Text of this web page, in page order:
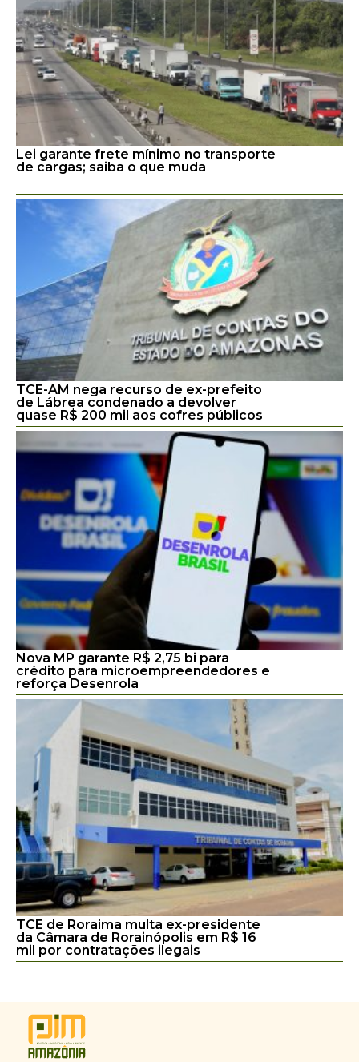
Lei garante frete mínimo no transporte
de cargas; saiba o que muda
TCE-AM nega recurso de ex-prefeito
de Lábrea condenado a devolver
quase R$ 200 mil aos cofres públicos
Nova MP garante R$ 2,75 bi para
crédito para microempreendedores e
reforça Desenrola
TCE de Roraima multa ex-presidente
da Câmara de Rorainópolis em R$ 16
mil por contratações ilegais